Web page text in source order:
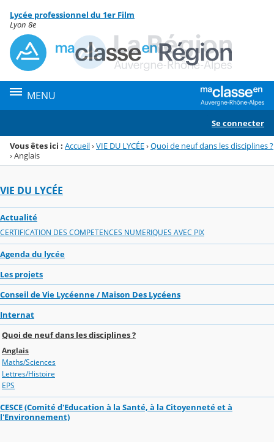
Menu de la rubrique
Contenu
Lycée professionnel du 1er Film
Lyon 8e
MENU
Se connecter
Vous êtes ici : Accueil›VIE DU LYCÉE›Quoi de neuf dans les disciplines ?
›Anglais
VIE DU LYCÉE
Actualité
CERTIFICATION DES COMPETENCES NUMERIQUES AVEC PIX
Agenda du lycée
Les projets
Conseil de Vie Lycéenne / Maison Des Lycéens
Internat
Quoi de neuf dans les disciplines ?
Anglais
Maths/Sciences
Lettres/Histoire
EPS
CESCE (Comité d'Education à la Santé, à la Citoyenneté et à
l'Environnement)